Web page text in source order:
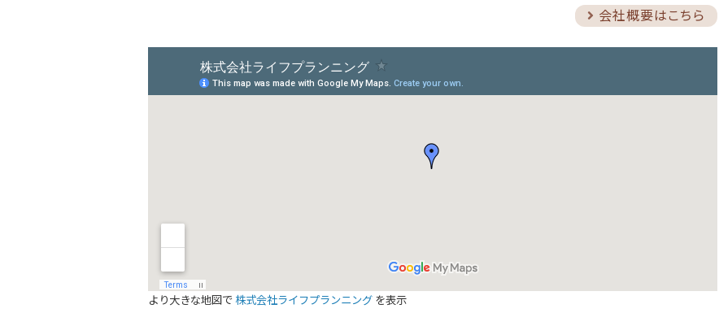
掲載情報を更新しました。
2018.1/30 「おすすめ不動産物件」掲載情報を更新しました。
2018.1/5 「未来設計投資クラブ」第58回勉強会は2018年・1月20日（土）に開催し
ます。今回も参加無料（駐車スペースあり・要予約）です。
します。今回も参加無料（駐車スペースあり・要予約）です。
「未来設計投資クラブ」
す。今回も参加無料（駐車スペースあり・要予約）です。
会社概要はこちら
より大きな地図で 株式会社ライフプランニング を表示